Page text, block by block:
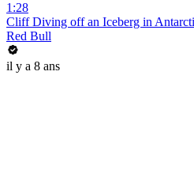
1:28
Cliff Diving off an Iceberg in
Red Bull
il y a 8 ans